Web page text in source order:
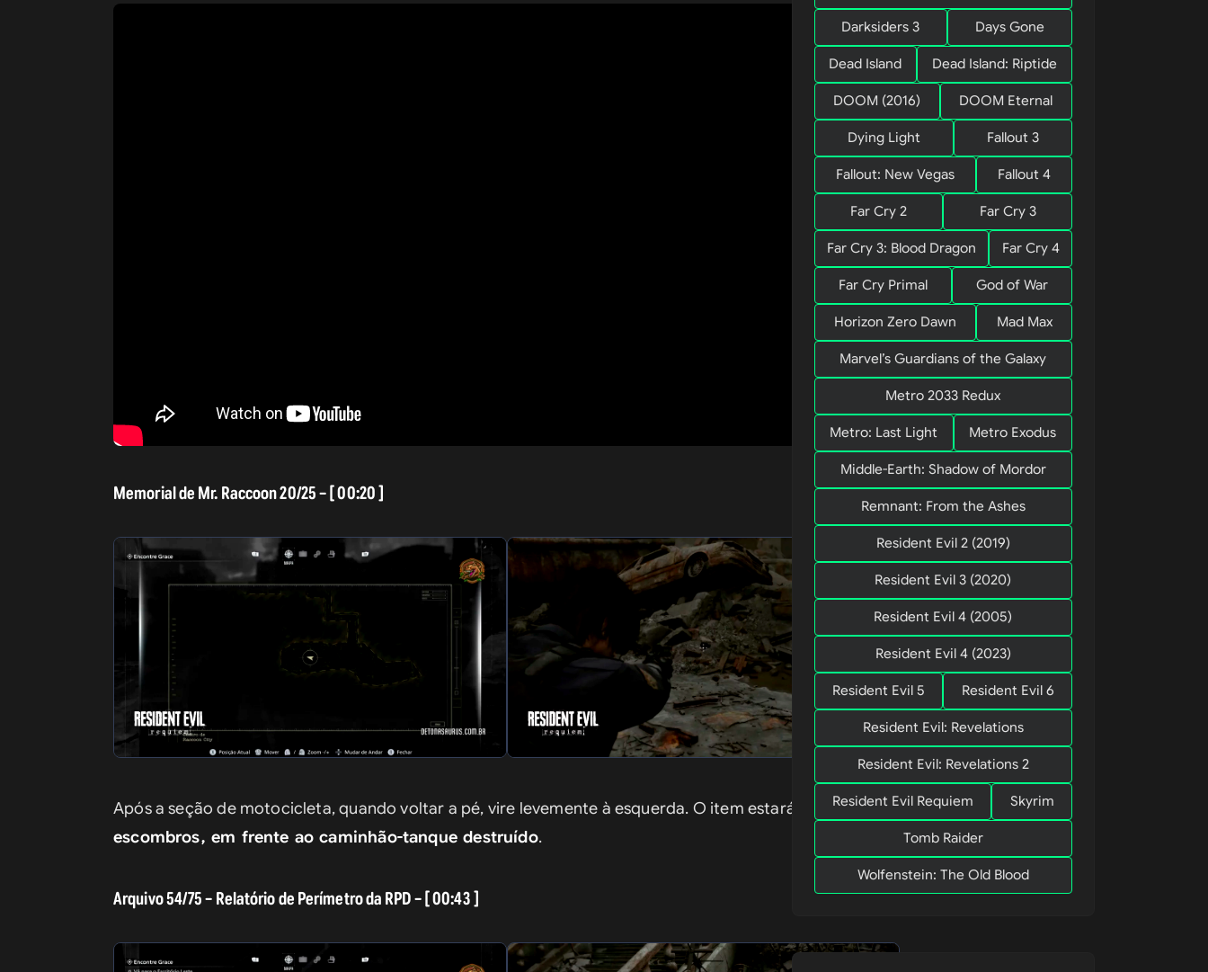
Memorial de Mr. Raccoon 20/25 – [ 00:20 ]
Após a seção de motocicleta, quando voltar a pé, vire levemente à esquerda. O item estará
escombros, em frente ao caminhão-tanque destruído.
Arquivo 54/75 – Relatório de Perímetro da RPD – [ 00:43 ]
Darksiders 3 Days Gone
Dead Island Dead Island: Riptide
DOOM (2016) DOOM Eternal
Dying Light Fallout 3
Fallout: New Vegas Fallout 4
Far Cry 2 Far Cry 3
Far Cry 3: Blood Dragon Far Cry 4
Far Cry Primal God of War
Horizon Zero Dawn Mad Max
Marvel’s Guardians of the Galaxy
Metro 2033 Redux
Metro: Last Light Metro Exodus
Middle-Earth: Shadow of Mordor
Remnant: From the Ashes
Resident Evil 2 (2019)
Resident Evil 3 (2020)
Resident Evil 4 (2005)
Resident Evil 4 (2023)
Resident Evil 5 Resident Evil 6
Resident Evil: Revelations
Resident Evil: Revelations 2
Resident Evil Requiem Skyrim
Tomb Raider
Wolfenstein: The Old Blood